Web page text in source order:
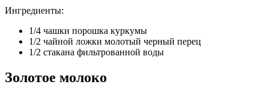
Ингредиенты:
1/4 чашки порошка куркумы
1/2 чайной ложки молотый черный перец
1/2 стакана фильтрованной воды
Золотое молоко